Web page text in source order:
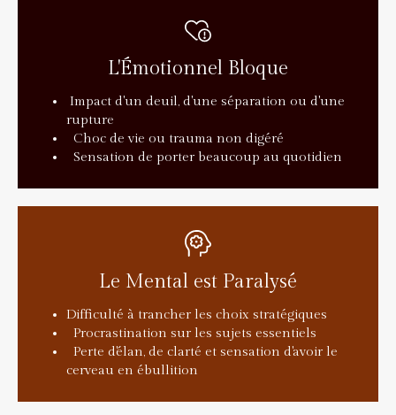
L'Émotionnel Bloque
Impact d'un deuil, d'une séparation ou d'une
rupture
Choc de vie ou trauma non digéré
Sensation de porter beaucoup au quotidien
Le Mental est Paralysé
Difficulté à trancher les choix stratégiques
Procrastination sur les sujets essentiels
Perte d'élan, de clarté et sensation d'avoir le
cerveau en ébullition